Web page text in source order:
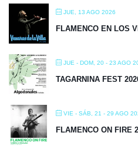
JUE, 13 AGO 2026
FLAMENCO EN LOS
JUE - DOM, 20 - 23 AGO
TAGARNINA FEST
VIE - SÁB, 21 - 29 AGO
FLAMENCO ON FIRE